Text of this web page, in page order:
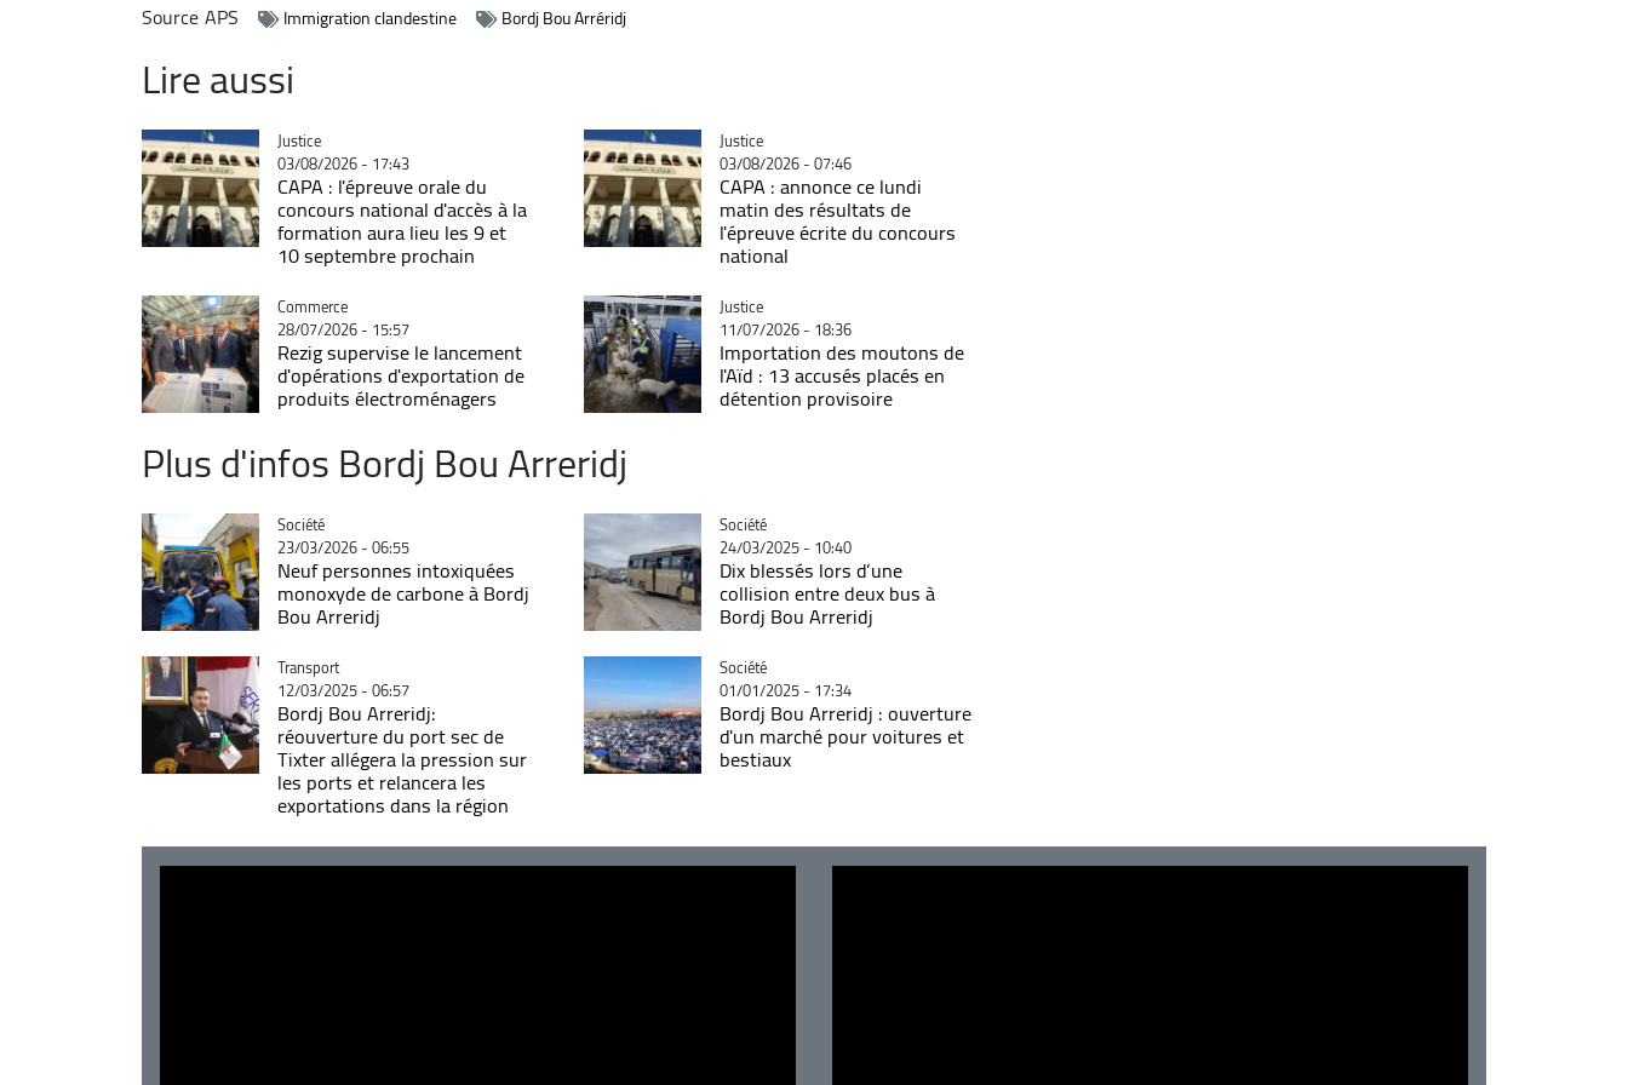
SourceAPS Immigration clandestine Bordj Bou Arréridj
Lire aussi
Catégorie
Justice
03/08/2026 - 17:43
CAPA : l'épreuve orale du
concours national d'accès à la
formation aura lieu les 9 et
10 septembre prochain
Catégorie
Justice
03/08/2026 - 07:46
CAPA : annonce ce lundi
matin des résultats de
l'épreuve écrite du concours
national
Catégorie
Commerce
28/07/2026 - 15:57
Rezig supervise le lancement
d'opérations d'exportation de
produits électroménagers
Catégorie
Justice
11/07/2026 - 18:36
Importation des moutons de
l'Aïd : 13 accusés placés en
détention provisoire
Plus d'infos Bordj Bou Arreridj
Catégorie
Société
23/03/2026 - 06:55
Neuf personnes intoxiquées
monoxyde de carbone à Bordj
Bou Arreridj
Catégorie
Société
24/03/2025 - 10:40
Dix blessés lors d’une
collision entre deux bus à
Bordj Bou Arreridj
Catégorie
Transport
12/03/2025 - 06:57
Bordj Bou Arreridj:
réouverture du port sec de
Tixter allégera la pression sur
les ports et relancera les
exportations dans la région
Catégorie
Société
01/01/2025 - 17:34
Bordj Bou Arreridj : ouverture
d'un marché pour voitures et
bestiaux